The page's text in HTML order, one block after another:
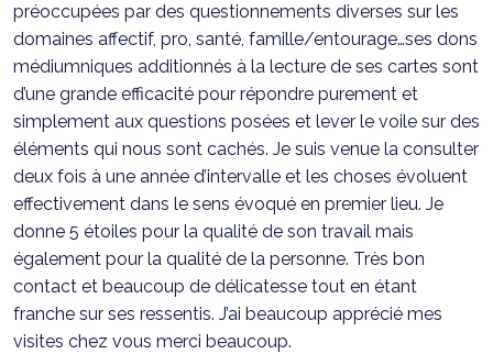
préoccupées par des questionnements diverses sur les
domaines affectif, pro, santé, famille/entourage…ses dons
médiumniques additionnés à la lecture de ses cartes sont
d’une grande efficacité pour répondre purement et
simplement aux questions posées et lever le voile sur des
éléments qui nous sont cachés. Je suis venue la consulter
deux fois à une année d’intervalle et les choses évoluent
effectivement dans le sens évoqué en premier lieu. Je
donne 5 étoiles pour la qualité de son travail mais
également pour la qualité de la personne. Très bon
contact et beaucoup de délicatesse tout en étant
franche sur ses ressentis. J’ai beaucoup apprécié mes
visites chez vous merci beaucoup.